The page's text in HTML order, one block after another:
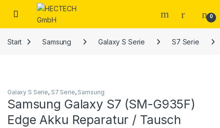
Open 0
Start Samsung Galaxy S Serie S7 Serie
Galaxy S Serie, S7 Serie, Samsung
Samsung Galaxy S7 (SM-G935F)
Edge Akku Reparatur / Tausch